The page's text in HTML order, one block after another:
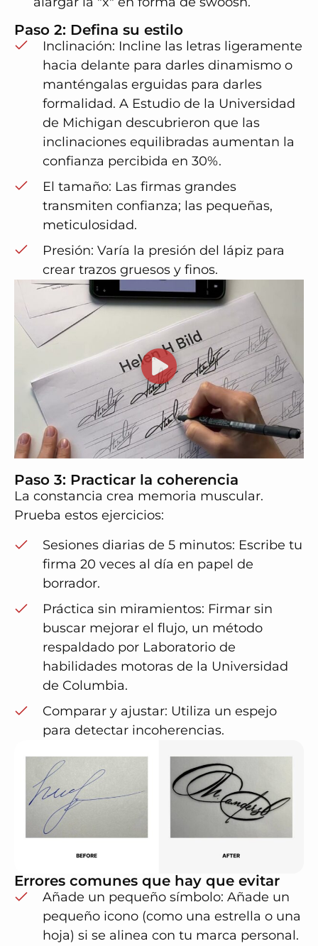
Paso 2: Defina su estilo
Inclinación: Incline las letras ligeramente
hacia delante para darles dinamismo o
manténgalas erguidas para darles
formalidad. A Estudio de la Universidad
de Michigan descubrieron que las
inclinaciones equilibradas aumentan la
confianza percibida en 30%.
El tamaño: Las firmas grandes
transmiten confianza; las pequeñas,
meticulosidad.
Presión: Varía la presión del lápiz para
crear trazos gruesos y finos.
Paso 3: Practicar la coherencia
La constancia crea memoria muscular.
Prueba estos ejercicios:
Sesiones diarias de 5 minutos: Escribe tu
firma 20 veces al día en papel de
borrador.
Práctica sin miramientos: Firmar sin
buscar mejorar el flujo, un método
respaldado por Laboratorio de
habilidades motoras de la Universidad
de Columbia.
Comparar y ajustar: Utiliza un espejo
para detectar incoherencias.
Errores comunes que hay que evitar
Añade un pequeño símbolo: Añade un
pequeño icono (como una estrella o una
hoja) si se alinea con tu marca personal.